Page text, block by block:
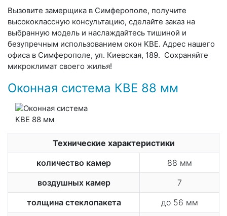
Вызовите замерщика в Симферополе, получите
высококлассную консультацию, сделайте заказ на
выбранную модель и наслаждайтесь тишиной и
безупречным использованием окон KBE. Адрес нашего
офиса в Симферополе, ул. Киевская, 189. Сохраняйте
микроклимат своего жилья!
Оконная система КВЕ 88 мм
Технические характеристики
количество камер
88 мм
воздушных камер
7
толщина стеклопакета
до 56 мм